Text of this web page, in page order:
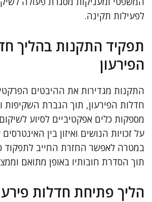
לפעילות תקינה.
תפקיד התקנות בהליך
הפירעון
התקנות מגדירות את ההיבטים
חדלות הפירעון, תוך הגברת השקיפות
מספקות כלים אפקטיביים לסיוע
על זכויות הנושים ואיזון בין
במטרה לאפשר החזרת החייב לתפקוד
תוך הסדרת חובותיו באופן מתואם
הליך פתיחת חדלות